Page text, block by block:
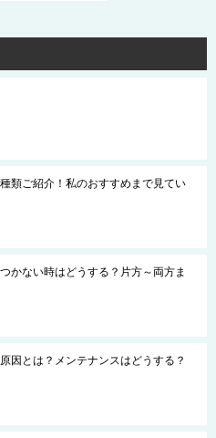
類ご紹介！私のおすすめまで見てい
かない時はどうする？片方～両方ま
因とは？メンテナンスはどうする？